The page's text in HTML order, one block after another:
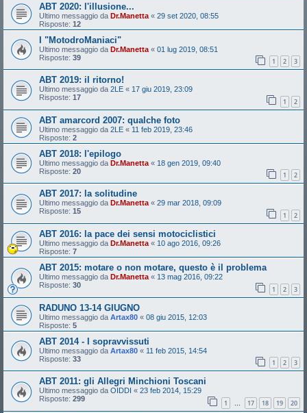
ABT 2020: l'illusione...
Ultimo messaggio da Dr.Manetta « 29 set 2020, 08:55
Risposte: 12
I "MotodroManiaci"
Ultimo messaggio da Dr.Manetta « 01 lug 2019, 08:51
Risposte: 39 1 2 3
ABT 2019: il ritorno!
Ultimo messaggio da 2LE « 17 giu 2019, 23:09
Risposte: 17 1 2
ABT amarcord 2007: qualche foto
Ultimo messaggio da 2LE « 11 feb 2019, 23:46
Risposte: 2
ABT 2018: l'epilogo
Ultimo messaggio da Dr.Manetta « 18 gen 2019, 09:40
Risposte: 20 1 2
ABT 2017: la solitudine
Ultimo messaggio da Dr.Manetta« 29 mar 2018, 09:09
Risposte: 15 1 2
ABT 2016: la pace dei sensi motociclistici
Ultimo messaggio da Dr.Manetta « 10 ago 2016, 09:26
Risposte: 7
ABT 2015: motare o non motare, questo è il problema
Ultimo messaggio da Dr.Manetta « 13 mag 2016, 09:22
Risposte: 30 1 2 3
RADUNO 13-14 GIUGNO
Ultimo messaggio da Artax80 « 08 giu 2015, 12:03
Risposte: 5
ABT 2014 - I sopravvissuti
Ultimo messaggio da Artax80 « 11 feb 2015, 14:54
Risposte: 33 1 2 3
ABT 2011: gli Allegri Minchioni Toscani
Ultimo messaggio da OIDDI « 23 feb 2014, 15:29
Risposte: 299 1 … 17 18 19 20